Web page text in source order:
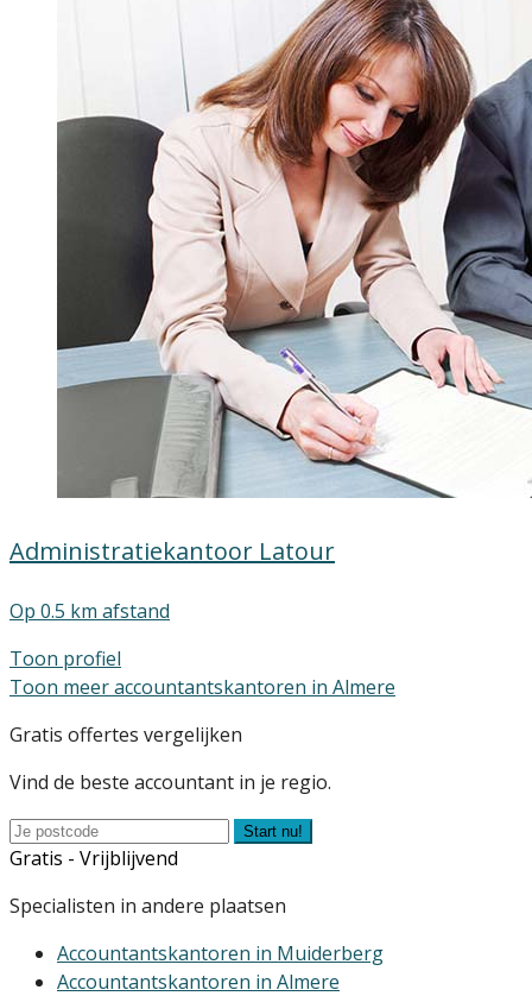
Administratiekantoor Latour
Op 0.5 km afstand
Toon profiel
Toon meer accountantskantoren in Almere
Gratis offertes vergelijken
Vind de beste accountant in je regio.
Start nu!
Gratis - Vrijblijvend
Specialisten in andere plaatsen
Accountantskantoren in Muiderberg
Accountantskantoren in Almere